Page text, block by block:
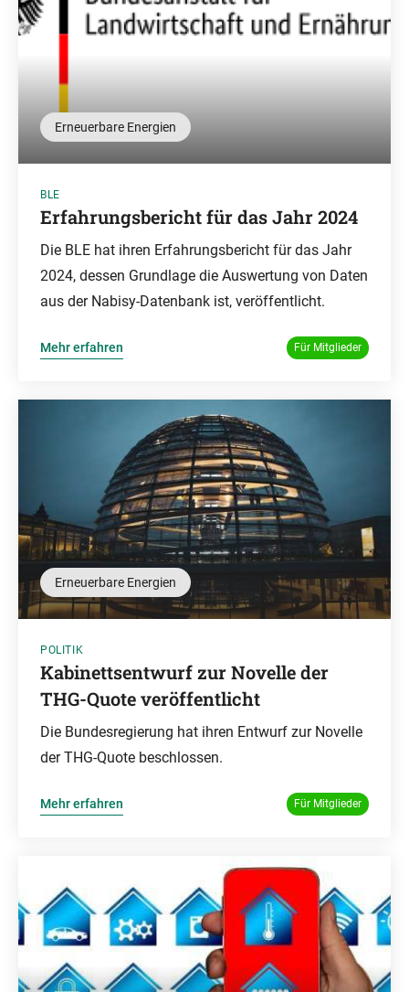
Erneuerbare Energien
BLE
Erfahrungsbericht für das Jahr 2024
Die BLE hat ihren Erfahrungsbericht für das Jahr
2024, dessen Grundlage die Auswertung von Daten
aus der Nabisy-Datenbank ist, veröffentlicht.
Mehr erfahren Für Mitglieder
Erneuerbare Energien
POLITIK
Kabinettsentwurf zur Novelle der
THG-Quote veröffentlicht
Die Bundesregierung hat ihren Entwurf zur Novelle
der THG-Quote beschlossen.
Mehr erfahren Für Mitglieder